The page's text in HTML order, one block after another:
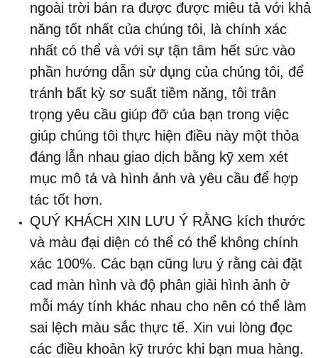
ngoài trời bán ra được được miêu tả với khả
năng tốt nhất của chúng tôi, là chính xác
nhất có thể và với sự tận tâm hết sức vào
phần hướng dẫn sử dụng của chúng tôi, để
tránh bất kỳ sơ suất tiềm năng, tôi trân
trọng yêu cầu giúp đỡ của bạn trong việc
giúp chúng tôi thực hiện điều này một thỏa
đáng lẫn nhau giao dịch bằng kỹ xem xét
mục mô tả và hình ảnh và yêu cầu để hợp
tác tốt hơn.
QUÝ KHÁCH XIN LƯU Ý RẰNG kích thước
và màu đại diện có thể có thể không chính
xác 100%. Các bạn cũng lưu ý rằng cài đặt
cad màn hình và độ phân giải hình ảnh ở
mỗi máy tính khác nhau cho nên có thể làm
sai lệch màu sắc thực tế. Xin vui lòng đọc
các điều khoản kỹ trước khi bạn mua hàng.